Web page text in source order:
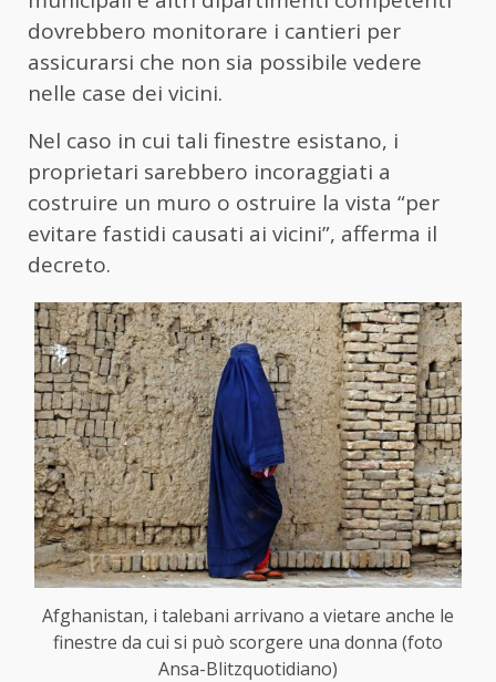
dovrebbero monitorare i cantieri per
assicurarsi che non sia possibile vedere
nelle case dei vicini.
Nel caso in cui tali finestre esistano, i
proprietari sarebbero incoraggiati a
costruire un muro o ostruire la vista “per
evitare fastidi causati ai vicini”, afferma il
decreto.
Afghanistan, i talebani arrivano a vietare anche le
finestre da cui si può scorgere una donna (foto
Ansa-Blitzquotidiano)